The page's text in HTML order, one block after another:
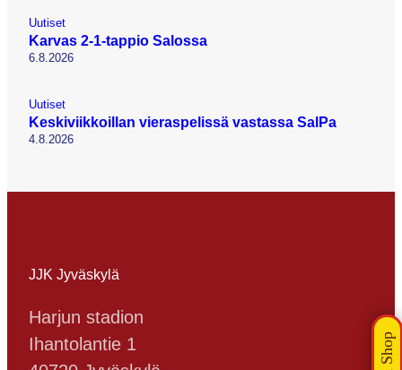
Uutiset
Karvas 2-1-tappio Salossa
6.8.2026
Uutiset
Keskiviikkoillan vieraspelissä vastassa SalPa
4.8.2026
JJK Jyväskylä
Harjun stadion
Ihantolantie 1